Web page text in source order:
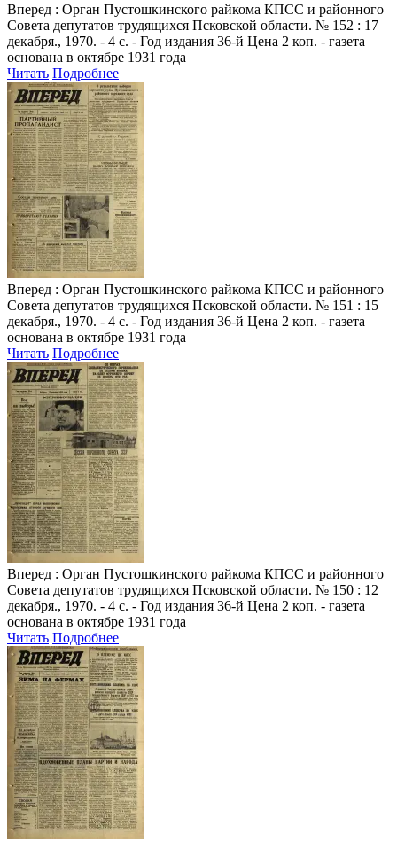
Вперед : Орган Пустошкинского райкома КПСС и районного
Совета депутатов трудящихся Псковской области. № 152 : 17
декабря., 1970. - 4 с. - Год издания 36-й Цена 2 коп. - газета
основана в октябре 1931 года
Читать Подробнее
Вперед : Орган Пустошкинского райкома КПСС и районного
Совета депутатов трудящихся Псковской области. № 151 : 15
декабря., 1970. - 4 с. - Год издания 36-й Цена 2 коп. - газета
основана в октябре 1931 года
Читать Подробнее
Вперед : Орган Пустошкинского райкома КПСС и районного
Совета депутатов трудящихся Псковской области. № 150 : 12
декабря., 1970. - 4 с. - Год издания 36-й Цена 2 коп. - газета
основана в октябре 1931 года
Читать Подробнее